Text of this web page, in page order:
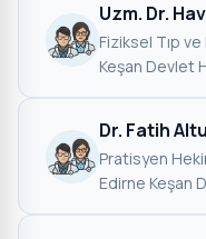
Uzm. Dr.
Fiziksel Tıp
Keşan Devlet
Dr. Fatih
Pratisyen
Edirne Keşan